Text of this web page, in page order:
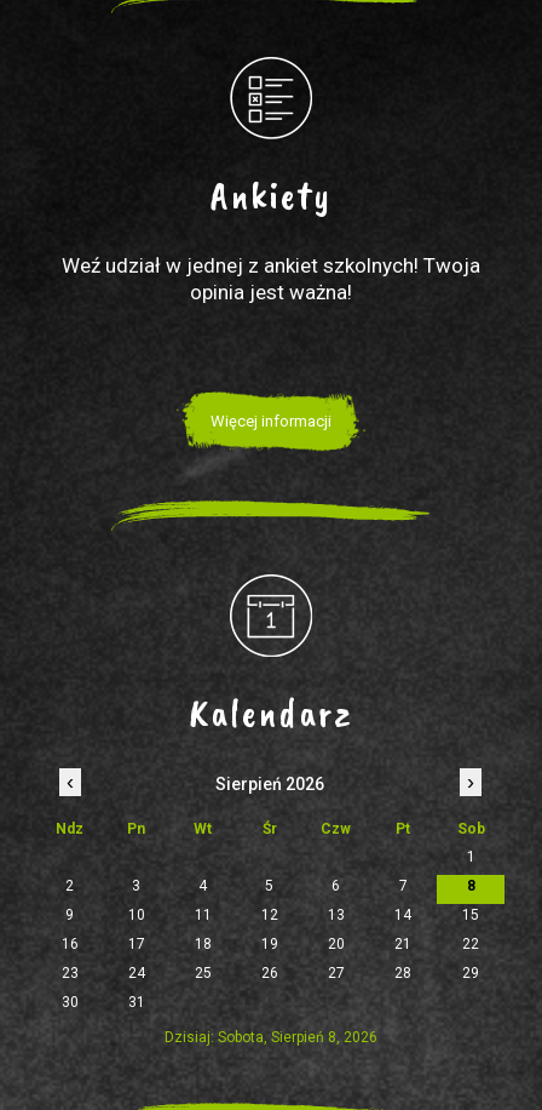
Ankiety
Weź udział w jednej z ankiet szkolnych! Twoja
opinia jest ważna!
Więcej informacji
Kalendarz
‹ Sierpień 2026 ›
Ndz Pn Wt Śr Czw Pt
Sob
1
2
3 4 5 6 7
8
9
10 11 12 13 14
15
16
17 18 19 20 21
22
23
24 25 26 27 28
29
30
31
Dzisiaj: Sobota, Sierpień 8, 2026